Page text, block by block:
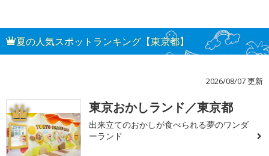
夏の人気スポットランキング【東京都】
2026/08/07 更新
1 東京おかしランド／東京都
出来立てのおかしが食べられる夢のワンダ
ーランド